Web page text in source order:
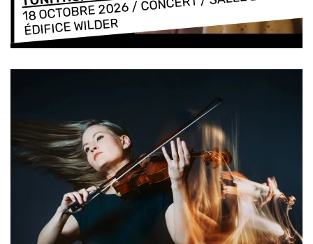
18 OCTOBRE 2026
ÉDIFICE WILDER